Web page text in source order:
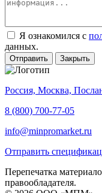
Я ознакомился с
данных.
Отправить Закрыть
Россия, Москва,
8 (800) 700-77-05
info@minpromarket.ru
Отправить
Перепечатка
правообладателя.